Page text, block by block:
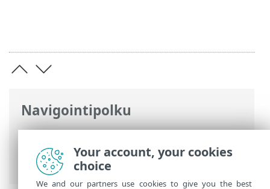
Navigointipolku
ESET-online-ohje>ESET Smart Security
Premium
>Lisäasetukset >Tarkistaa>
Verkkoliikenteen tarkistin
Your account, your cookies
choice
We and our partners use cookies to give you the best